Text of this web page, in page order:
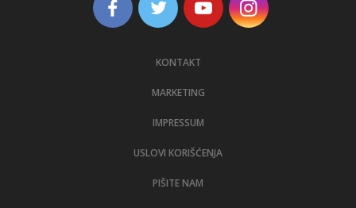
KONTAKT
MARKETING
IMPRESSUM
USLOVI KORIŠĆENJA
PIŠITE NAM